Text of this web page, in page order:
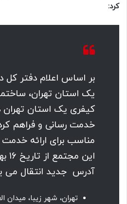
کرد:
بر اساس اعلام دفتر کل
یک استان تهران،
کیفری یک استان تهران
خدمت رسانی و فراهم
مناسب برای ارائه خدمت
آدرس جدید انتقال می
تهران، شهر زیبا، میدان